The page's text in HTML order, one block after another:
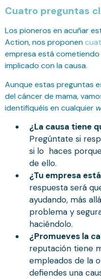
Cuatro preguntas
Los pioneros en acuñar
Action, nos proponen
empresa está cometiendo
implicado con la causa.
Aunque estas preguntas
del cáncer de mama,
identifiquéis en cualquier
¿La causa tiene
Pregúntate si
si lo haces
de ello.
¿Tu empresa
respuesta será
ayudando, más
problema y
haciéndolo.
¿Promueves la
reputación tiene
empleados de la
defiendes una